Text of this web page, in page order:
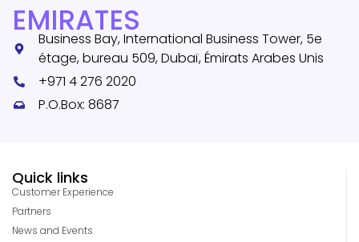
EMIRATES
Business Bay, International Business Tower, 5e
étage, bureau 509, Dubaï, Émirats Arabes Unis
+971 4 276 2020
P.O.Box: 8687
Quick links
Customer Experience
Partners
News and Events